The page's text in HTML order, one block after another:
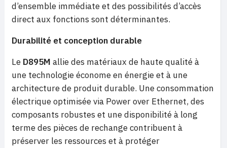
d’ensemble immédiate et des possibilités d’accès
direct aux fonctions sont déterminantes.
Durabilité et conception durable
Le D895M allie des matériaux de haute qualité à
une technologie économe en énergie et à une
architecture de produit durable. Une consommation
électrique optimisée via Power over Ethernet, des
composants robustes et une disponibilité à long
terme des pièces de rechange contribuent à
préserver les ressources et à protéger